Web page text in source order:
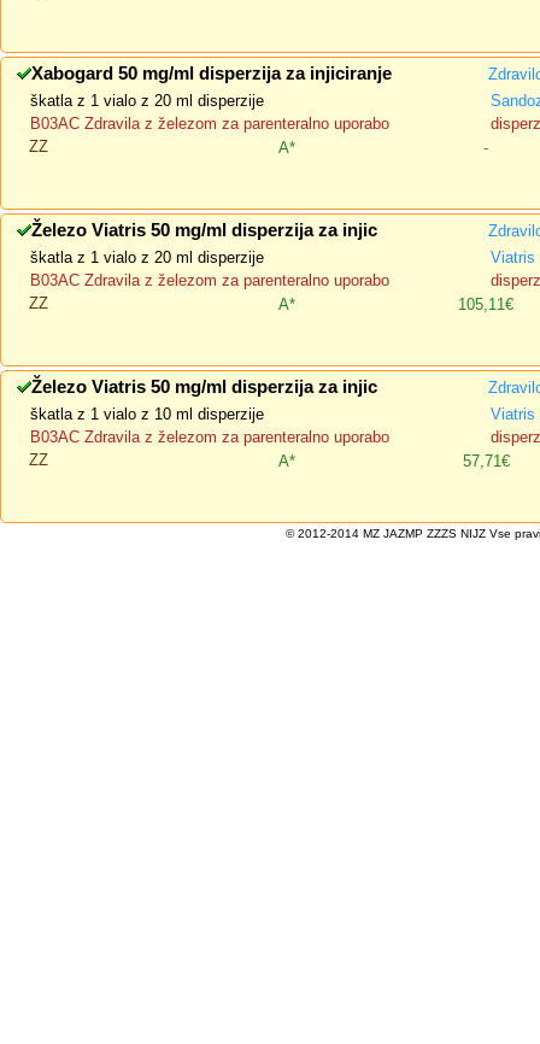
Xabogard 50 mg/ml disperzija za injiciranje
škatla z 1 vialo z 20 ml disperzije
B03AC Zdravila z železom za parenteralno uporabo
ZZ
A* -
Železo Viatris 50 mg/ml disperzija za injic
škatla z 1 vialo z 20 ml disperzije
Viatris
B03AC Zdravila z železom za parenteralno uporabo
ZZ
A* 105,11€
Železo Viatris 50 mg/ml disperzija za injic
škatla z 1 vialo z 10 ml disperzije
Viatris
B03AC Zdravila z železom za parenteralno uporabo
ZZ
A* 57,71€
© 2012-2014 MZ JAZMP ZZZS NIJZ Vse